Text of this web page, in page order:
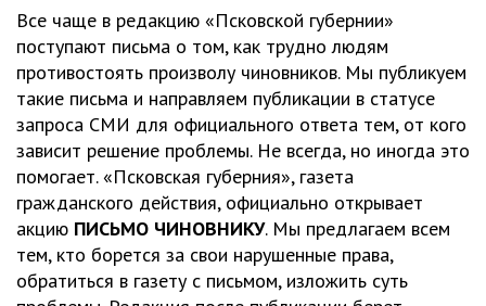
Все чаще в редакцию «Псковской губернии»
поступают письма о том, как трудно людям
противостоять произволу чиновников. Мы публикуем
такие письма и направляем публикации в статусе
запроса СМИ для официального ответа тем, от кого
зависит решение проблемы. Не всегда, но иногда это
помогает. «Псковская губерния», газета
гражданского действия, официально открывает
акцию ПИСЬМО ЧИНОВНИКУ. Мы предлагаем всем
тем, кто борется за свои нарушенные права,
обратиться в газету с письмом, изложить суть